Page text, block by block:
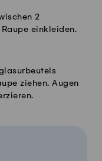
2
einkleiden.
ziehen. Augen